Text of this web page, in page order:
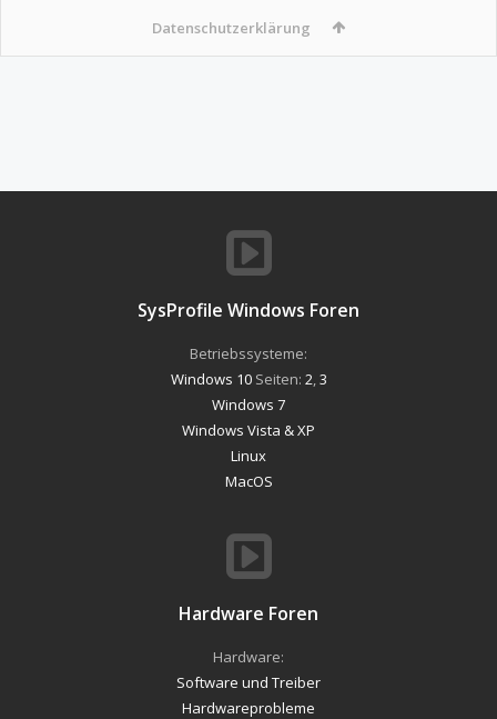
Datenschutzerklärung
SysProfile Windows Foren
Betriebssysteme:
Windows 10Seiten: 2 3
Windows 7
Windows Vista & XP
Linux
MacOS
Hardware Foren
Hardware:
Software und Treiber
Hardwareprobleme